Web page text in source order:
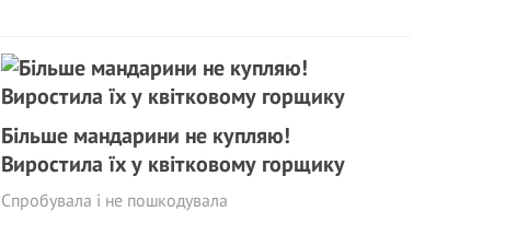
Більше мандарини не купляю!
Виростила їх у квітковому горщику
Спробувала і не пошкодувала